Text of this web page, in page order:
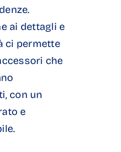
ai dettagli e
ci permette
che
con un
e